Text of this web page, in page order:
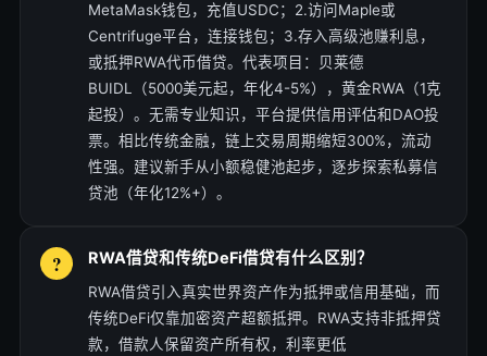
MetaMask钱包，充值USDC；2.访问Maple或
Centrifuge平台，连接钱包；3.存入高级池赚利息，
或抵押RWA代币借贷。代表项目：贝莱德
BUIDL（5000美元起，年化4-5%），黄金RWA（1克
起投）。无需专业知识，平台提供信用评估和DAO投
票。相比传统金融，链上交易周期缩短300%，流动
性强。建议新手从小额稳健池起步，逐步探索私募信
贷池（年化12%+）。
RWA借贷和传统DeFi借贷有什么区别？
RWA借贷引入真实世界资产作为抵押或信用基础，而
传统DeFi仅靠加密资产超额抵押。RWA支持非抵押贷
款，借款人保留资产所有权，利率更低